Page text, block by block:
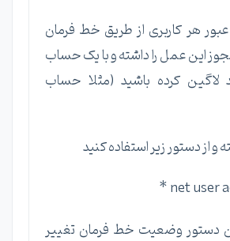
عبور هر کاربری از طریق خط فرمان
این عمل را داشته و با یک حساب
لاگین کرده باشید (مثلا حساب
و از دستور زیر استفاده کنید
net user
دستور وضعیت خط فرمان تغییر